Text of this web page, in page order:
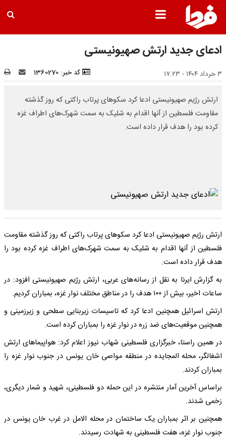
ادعای جدید ارتش صهیونیستی
۳ خرداد ۱۴۰۴ - ۱۷:۲۳ کد خبر: 1360270
ارتش رژیم صهیونیستی ادعا کرد سکوهای پرتاب راکتی که روز گذشته
مقاومت فلسطین از آنها اقدام به شلیک به سمت شهرک‌های اطراف غزه
کرده بود را هدف قرار داده است.
ارتش رژیم صهیونیستی ادعا کرد سکوهای پرتاب راکتی که روز گذشته مقاومت
فلسطین از آنها اقدام به شلیک به سمت شهرک‌های اطراف غزه کرده بود را
هدف قرار داده است.
به گزارش ایرنا به نقل از رسانه‌های عربی، ارتش رژیم صهیونیستی افزود: در
ساعات اخیر، بیش از ۱۰۰ هدف را در مناطق مختلف نوار غزه، بمباران کردیم.
‌‌ارتش اسرائیل همچنین ادعا کرد که تاسیسات زیربنایی سطحی و زیرزمینی و
همچنین موقعیت‌های ضد زره در نوار غزه را بمباران کرده است.
در همین راستا، خبرگزاری فلسطینی شهاب نیوز اعلام کرد: هواپیماهای ارتش
اشغالگر، محله المجایده در منطقه مواصی خان یونس در جنوب نوار غزه را
بمباران کردند.
براساس آخرین آمار منتشره در این حمله دو فلسطینی، شهید و شمار دیگری،
زخمی شدند.
همچنین بر اثر بمباران یک ساختمان در محله الامل در غرب خان یونس در
جنوب نوار غزه، هفت فلسطینی به شهادت رسیدند.